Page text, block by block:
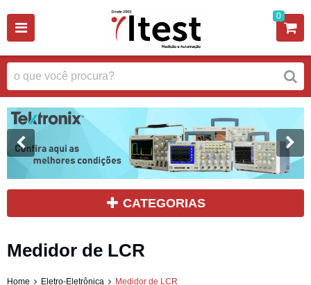
0
CATEGORIAS
Medidor de LCR
Home Eletro-Eletrônica Medidor de LCR